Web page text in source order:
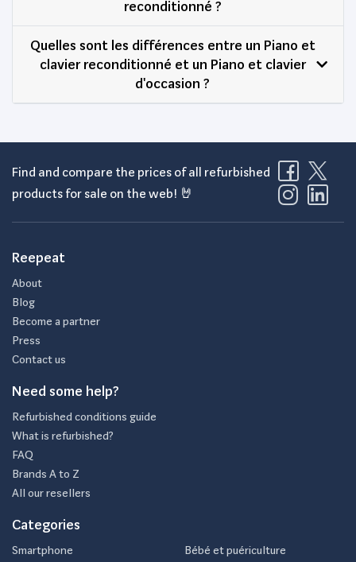
reconditionné ?
Quelles sont les différences entre un Piano et
clavier reconditionné et un Piano et clavier
d'occasion ?
Find and compare the prices of all refurbished
products for sale on the web! 🤘
Reepeat
About
Blog
Become a partner
Press
Contact us
Need some help?
Refurbished conditions guide
What is refurbished?
FAQ
Brands A to Z
All our resellers
Categories
Smartphone Bébé et puériculture